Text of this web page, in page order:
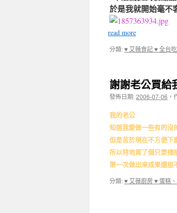
於是我就開始毫不
read more
分類:♥ 艾薇食記 ♥ 全台
謝謝老公買給
發佈日期:2006-07-06 ，
我的老公
知道我愛做一些有的沒
但是苦於現在不方便下
所以特地買了個只要插
第一次做出來成果還挺
分類:♥ 艾薇廚房 ♥ 蛋糕